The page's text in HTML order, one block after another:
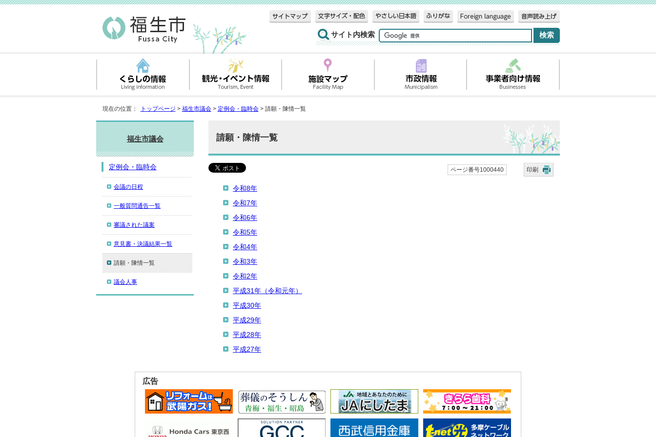
サイト内検索
現在の位置： トップページ > 福生市議会> 定例会・臨時会> 請願・陳情一覧
請願・陳情一覧
ページ番号1000440 印刷
令和8年
令和7年
令和6年
令和5年
令和4年
令和3年
令和2年
平成31年（令和元年）
平成30年
平成29年
平成28年
平成27年
福生市議会
定例会・臨時会
会議の日程
一般質問通告一覧
審議された議案
意見書・決議結果一覧
請願・陳情一覧
議会人事
広告